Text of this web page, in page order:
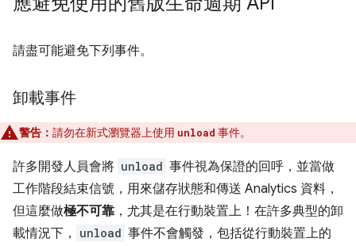
請盡可能避免下列事件。
卸載事件
警告： 請勿在新式瀏覽器上使用 unload 事件。
許多開發人員會將 unload 事件視為保證的回呼，並當做
工作階段結束信號，用來儲存狀態和傳送 Analytics 資料，
但這麼做極不可靠 ，尤其是在行動裝置上！在許多典型的卸
載情況下，
unload 事件不會觸發，包括從行動裝置上的